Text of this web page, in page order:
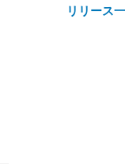
リリース